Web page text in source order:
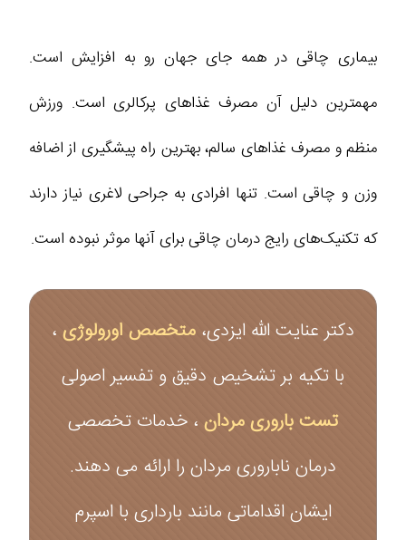
بیماری چاقی در همه جای جهان رو به افزایش است.
مهمترین دلیل آن مصرف غذاهای پرکالری است. ورزش
منظم و مصرف غذاهای سالم، بهترین راه پیشگیری از اضافه
وزن و چاقی است. تنها افرادی به جراحی لاغری نیاز دارند
که تکنیک‌های رایج درمان چاقی برای آنها موثر نبوده است.
دکتر عنایت‌ الله ایزدی، متخصص اورولوژی ،
با تکیه بر تشخیص دقیق و تفسیر اصولی
تست باروری مردان ، خدمات تخصصی
درمان ناباروری مردان را ارائه می‌ دهند.
ایشان اقداماتی مانند بارداری با اسپرم